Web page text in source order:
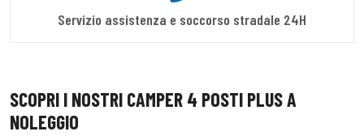
Servizio assistenza e soccorso stradale 24H
SCOPRI I NOSTRI CAMPER 4 POSTI PLUS A
NOLEGGIO